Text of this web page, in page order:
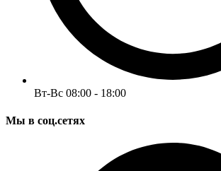
Вт-Вс 08:00 - 18:00
Мы в соц.сетях